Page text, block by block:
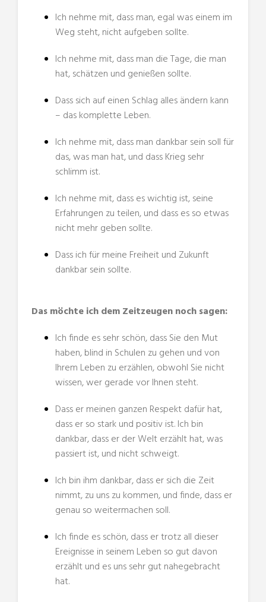
Ich nehme mit, dass man, egal was einem im
Weg steht, nicht aufgeben sollte.
Ich nehme mit, dass man die Tage, die man
hat, schätzen und genießen sollte.
Dass sich auf einen Schlag alles ändern kann
– das komplette Leben.
Ich nehme mit, dass man dankbar sein soll für
das, was man hat, und dass Krieg sehr
schlimm ist.
Ich nehme mit, dass es wichtig ist, seine
Erfahrungen zu teilen, und dass es so etwas
nicht mehr geben sollte.
Dass ich für meine Freiheit und Zukunft
dankbar sein sollte.
Das möchte ich dem Zeitzeugen noch sagen:
Ich finde es sehr schön, dass Sie den Mut
haben, blind in Schulen zu gehen und von
Ihrem Leben zu erzählen, obwohl Sie nicht
wissen, wer gerade vor Ihnen steht.
Dass er meinen ganzen Respekt dafür hat,
dass er so stark und positiv ist. Ich bin
dankbar, dass er der Welt erzählt hat, was
passiert ist, und nicht schweigt.
Ich bin ihm dankbar, dass er sich die Zeit
nimmt, zu uns zu kommen, und finde, dass er
genau so weitermachen soll.
Ich finde es schön, dass er trotz all dieser
Ereignisse in seinem Leben so gut davon
erzählt und es uns sehr gut nahegebracht
hat.